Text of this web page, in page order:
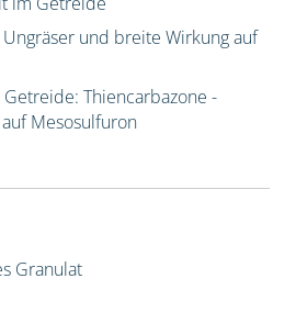
und breite Wirkung auf
Thiencarbazone -
Mesosulfuron
Granulat